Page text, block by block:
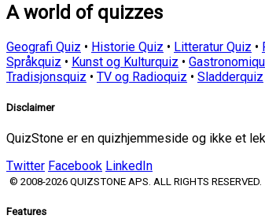
A world of quizzes
Geografi Quiz • Historie Quiz • Litteratur Quiz •
Språkquiz • Kunst og Kulturquiz •
Tradisjonsquiz • TV og Radioquiz • Sladderquiz
Disclaimer
QuizStone er en quizhjemmeside og ikke et
Twitter Facebook LinkedIn
© 2008-2026 QUIZSTONE APS. ALL RIGHTS RESERVED.
Features